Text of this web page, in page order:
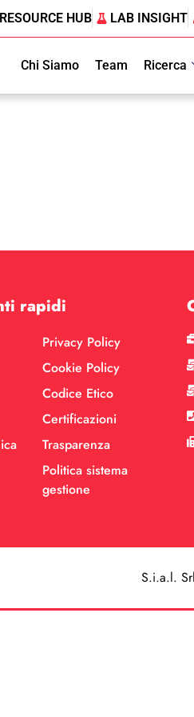
RESOURCE HUB LAB INSIGHT
Chi Siamo Team Ricerca
rapidi
Privacy Policy
Cookie Policy
Codice Etico
Certificazioni
Trasparenza
Politica sistema
gestione
S.i.a.l.